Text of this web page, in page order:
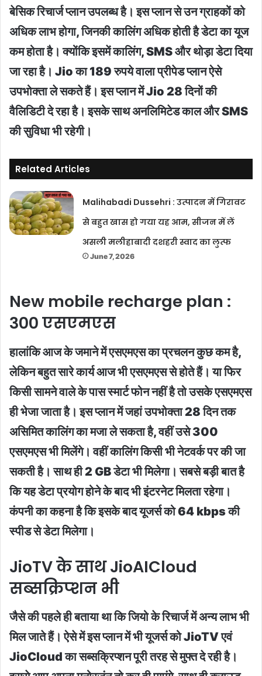
बेसिक रिचार्ज प्लान उपलब्ध है। इस प्लान से उन ग्राहकों को
अधिक लाभ होगा, जिनकी कालिंग अधिक होती है डेटा का यूज
कम होता है। क्योंकि इसमें कालिंग, SMS और थोड़ा डेटा दिया
जा रहा है। Jio का 189 रुपये वाला प्रीपेड प्लान ऐसे
उपभोक्ता ले सकते हैं। इस प्लान में Jio 28 दिनों की
वैलिडिटी दे रहा है। इसके साथ अनलिमिटेड काल और SMS
की सुविधा भी रहेगी।
Related Articles
Malihabadi Dussehri : उत्पादन में गिरावट
से बहुत खास हो गया यह आम, सीजन में लें
असली मलीहाबादी दशहरी स्वाद का लुत्फ
June 7, 2026
New mobile recharge plan :
300 एसएमएस
हालांकि आज के जमाने में एसएमएस का प्रचलन कुछ कम है,
लेकिन बहुत सारे कार्य आज भी एसएमएस से होते हैं। या फिर
किसी सामने वाले के पास स्मार्ट फोन नहीं है तो उसके एसएमएस
ही भेजा जाता है। इस प्लान में जहां उपभोक्ता 28 दिन तक
असिमित कालिंग का मजा ले सकता है, वहीं उसे 300
एसएमएस भी मिलेंगे। वहीं कालिंग किसी भी नेटवर्क पर की जा
सकती है। साथ ही 2 GB डेटा भी मिलेगा। सबसे बड़ी बात है
कि यह डेटा प्रयोग होने के बाद भी इंटरनेट मिलता रहेगा।
कंपनी का कहना है कि इसके बाद यूजर्स को 64 kbps की
स्पीड से डेटा मिलेगा।
JioTV के साथ JioAICloud
सब्सक्रिप्शन भी
जैसे की पहले ही बताया था कि जियो के रिचार्ज में अन्य लाभ भी
मिल जाते हैं। ऐसे में इस प्लान में भी यूजर्स को JioTV एवं
JioCloud का सब्सक्रिप्शन पूरी तरह से मुफ्त दे रही है।